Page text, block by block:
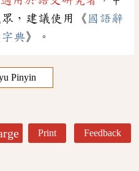
，建議使用《 國語辭
典》。
Pinyin
Print Feedback